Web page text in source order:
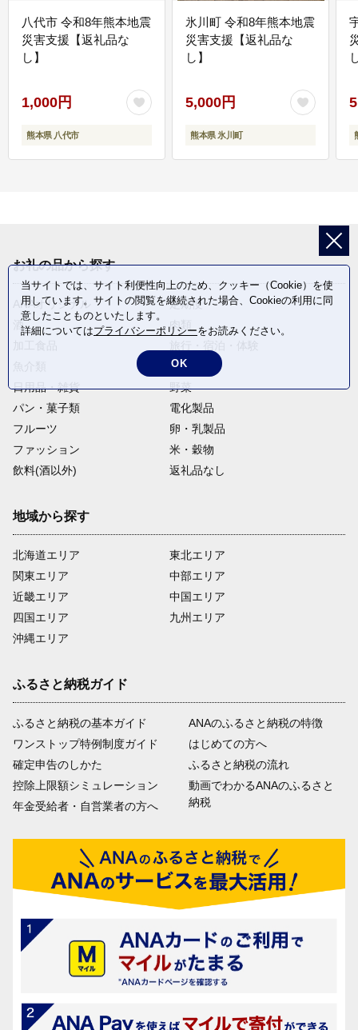
八代市 令和8年熊本地震
災害支援【返礼品な
し】
1,000円
熊本県 八代市
氷川町 令和8年熊本地震
災害支援【返礼品な
し】
5,000円
熊本県 氷川町
お礼の品から探す
ANAオリジナル
定期便
酒
肉類
麺類
日用品・雑貨
野菜
パン・菓子類
電化製品
フルーツ
卵・乳製品
ファッション
米・穀物
飲料(酒以外)
返礼品なし
地域から探す
北海道エリア
関東エリア
近畿エリア
四国エリア
沖縄エリア
東北エリア
中部エリア
中国エリア
九州エリア
ふるさと納税ガイド
ふるさと納税の基本ガイド
ワンストップ特例制度ガイド
確定申告のしかた
控除上限額シミュレーション
年金受給者・自営業者の方へ
ANAのふるさと納税の特徴
はじめての方へ
ふるさと納税の流れ
動画でわかるANAのふるさと
納税
当サイトでは、サイト利便性向上のため、クッキー（Cookie）を使
用しています。サイトの閲覧を継続された場合、Cookieの利用に同
意したことものといたします。
詳細についてはプライバシーポリシーをお読みください。
OK